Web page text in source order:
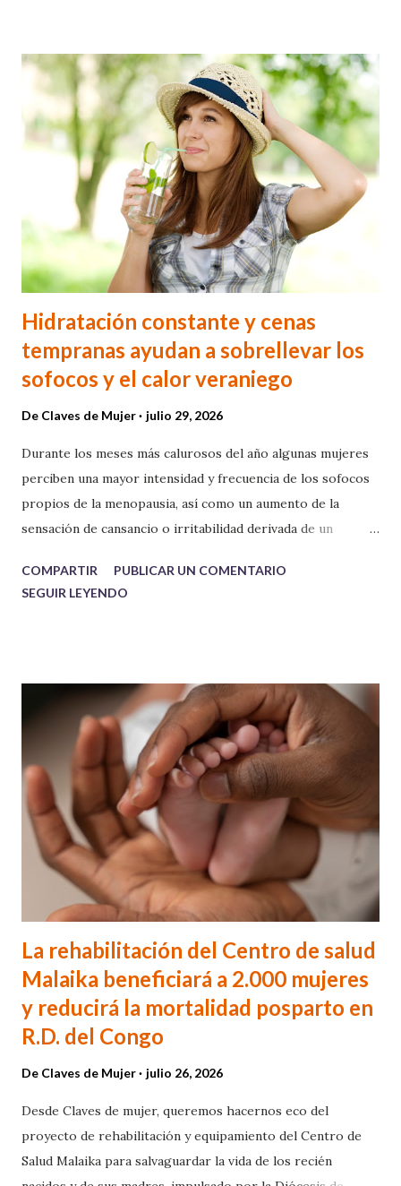
Hidratación constante y cenas
tempranas ayudan a sobrellevar los
sofocos y el calor veraniego
De Claves de Mujer julio 29, 2026
Durante los meses más calurosos del año algunas mujeres
perciben una mayor intensidad y frecuencia de los sofocos
propios de la menopausia, así como un aumento de la
sensación de cansancio o irritabilidad derivada de un
especializada en salud femenina y embajadora de Woments,
periodo estival.
COMPARTIR
PUBLICAR UN COMENTARIO
SEGUIR LEYENDO
La rehabilitación del Centro de salud
Malaika beneficiará a 2.000 mujeres
y reducirá la mortalidad posparto en
R.D. del Congo
De Claves de Mujer julio 26, 2026
Desde Claves de mujer, queremos hacernos eco del
proyecto de rehabilitación y equipamiento del Centro de
Salud Malaika para salvaguardar la vida de los recién